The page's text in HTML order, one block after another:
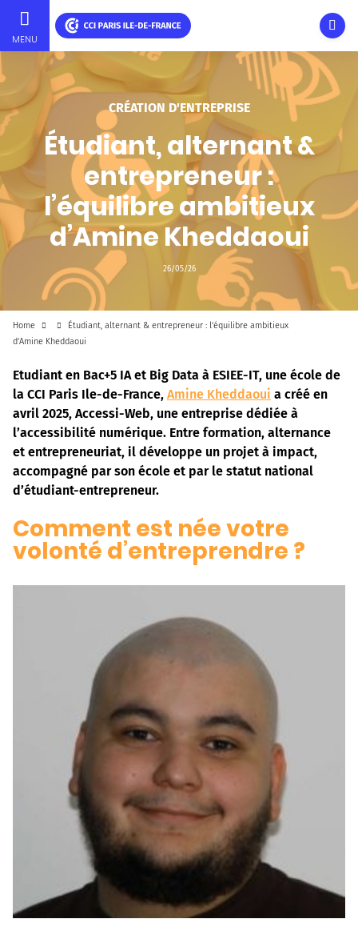
to
content
MENU
CRÉATION D'ENTREPRISE
Étudiant, alternant &
entrepreneur :
l’équilibre ambitieux
d’Amine Kheddaoui
26/05/26
Home
Étudiant, alternant & entrepreneur : l’équilibre ambitieux
d’Amine Kheddaoui
Etudiant en Bac+5 IA et Big Data à ESIEE-IT, une école de
la CCI Paris Ile-de-France, Amine Kheddaoui a créé en
avril 2025, Accessi-Web, une entreprise dédiée à
l’accessibilité numérique. Entre formation, alternance
et entrepreneuriat, il développe un projet à impact,
accompagné par son école et par le statut national
d’étudiant-entrepreneur.
Comment est née votre
volonté d’entreprendre ?